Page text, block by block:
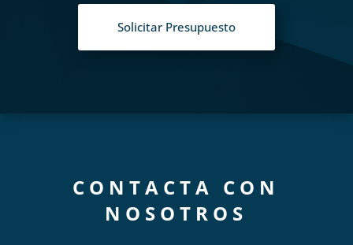
Solicitar Presupuesto
CONTACTA CON
NOSOTROS